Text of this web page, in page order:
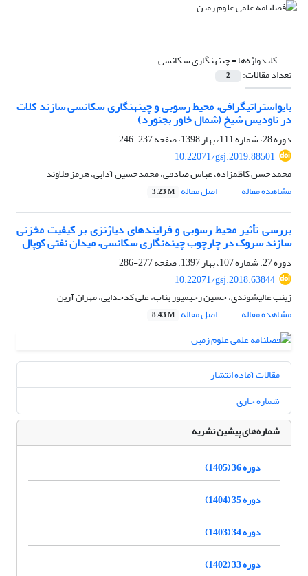
کلیدواژه‌ها =چینه‎نگاری سکانسی
تعداد مقالات: 2
بایواستراتیگرافی، محیط رسوبی و چینه‎نگاری سکانسی سازند کلات
در ناودیس شیخ (شمال خاور بجنورد)
دوره 28، شماره 111، بهار 1398، صفحه
237-246
10.22071/gsj.2019.88501
محمدحسن کاظم‎زاده، عباس صادقی، محمدحسین آدابی، هرمز قلاوند
مشاهده مقاله
اصل مقاله 3.23 M
بررسی تأثیر محیط رسوبی و فرایندهای دیاژنزی بر کیفیت مخزنی
سازند سروک در چارچوب چینه‌نگاری سکانسی، میدان نفتی کوپال
دوره 27، شماره 107، بهار 1397، صفحه
277-286
10.22071/gsj.2018.63844
زینب عالیشوندی، حسین رحیم‎پور بناب، علی کدخدایی، مهران آرین
مشاهده مقاله
اصل مقاله 8.43 M
مقالات آماده انتشار
شماره جاری
شماره‌های پیشین نشریه
دوره 36 (1405)
دوره 35 (1404)
دوره 34 (1403)
دوره 33 (1402)